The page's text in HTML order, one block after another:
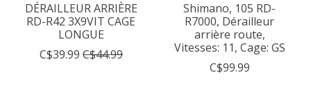
DÉRAILLEUR ARRIÈRE
RD-R42 3X9VIT CAGE
LONGUE
C$39.99 C$44.99
Shimano, 105 RD-
R7000, Dérailleur
arrière route,
Vitesses: 11, Cage: GS
C$99.99